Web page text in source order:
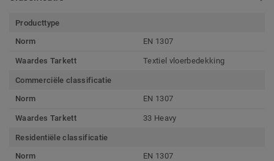
Producttype
Norm
EN 1307
Waardes Tarkett Textiel vloerbedekking
Commerciële classificatie
Norm
EN 1307
Waardes Tarkett 33 Heavy
Residentiële classificatie
Norm
EN 1307